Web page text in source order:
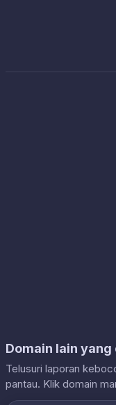
Domain lain yang
Telusuri laporan
pantau. Klik domain